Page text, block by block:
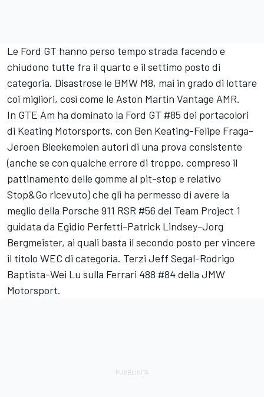
Le Ford GT hanno perso tempo strada facendo e
chiudono tutte fra il quarto e il settimo posto di
categoria. Disastrose le BMW M8, mai in grado di lottare
coi migliori, così come le Aston Martin Vantage AMR.
In GTE Am ha dominato la Ford GT #85 dei portacolori
di Keating Motorsports, con Ben Keating-Felipe Fraga-
Jeroen Bleekemolen autori di una prova consistente
(anche se con qualche errore di troppo, compreso il
pattinamento delle gomme al pit-stop e relativo
Stop&Go ricevuto) che gli ha permesso di avere la
meglio della Porsche 911 RSR #56 del Team Project 1
guidata da Egidio Perfetti-Patrick Lindsey-Jorg
Bergmeister, ai quali basta il secondo posto per vincere
il titolo WEC di categoria. Terzi Jeff Segal-Rodrigo
Baptista-Wei Lu sulla Ferrari 488 #84 della JMW
Motorsport.